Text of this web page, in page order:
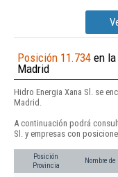
Posición 11.734 en
Madrid
Hidro Energia Xana Sl. se
Madrid.
A continuación podrá
Sl. y empresas con
Posición
Provincia
Nombre